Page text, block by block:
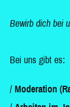
Bewirb dich bei
Bei uns gibt es:
Moderation